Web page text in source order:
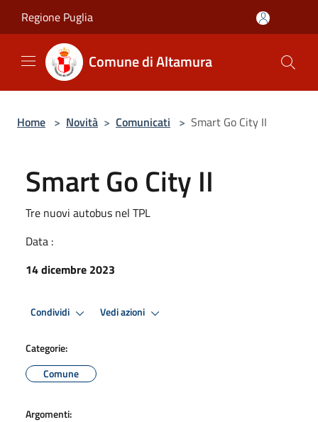
Regione Puglia
Comune di Altamura
Home > Novità > Comunicati > Smart Go City II
Smart Go City II
Tre nuovi autobus nel TPL
Data :
14 dicembre 2023
Condividi Vedi azioni
Categorie:
Comune
Argomenti: